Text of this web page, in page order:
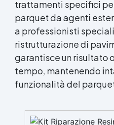
trattamenti specifici
parquet da agenti
a professionisti
ristrutturazione di
garantisce un risultato
tempo, mantenendo
funzionalità del